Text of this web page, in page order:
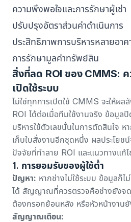
ความพึงพอใจและการรักษาผู้เช่า
ปรับปรุงอัตราส่วนค่าดำเนินการ
ประสิทธิภาพการบริหารหลายอาค
การรักษามูลค่าทรัพย์สิน
สิ่งที่ลด ROI ของ CMMS: ค
เปิดใช้ระบบ
ไม่ใช่ทุกการเปิดใช้ CMMS จะให้ผล
ROI ได้ต่อเมื่อทีมใช้งานจริง ข้อมูล
บริหารใช้ตัวเลขนั้นในการตัดสินใจ ห
เก็บใบสั่งงานอีกชุดหนึ่ง ผลประโยชน์
ปัจจัยที่ทำลาย ROI และแนวทางแก้ไ
1. การยอมรับของผู้ใช้ต่ำ
ปัญหา: หากช่างไม่ใช้ระบบ ข้อมูลก็
ได้ สัญญาณที่ควรตรวจคือช่างยังจด
ต้องกรอกย้อนหลัง หรือหัวหน้างาน
สัญญาณเตือน: